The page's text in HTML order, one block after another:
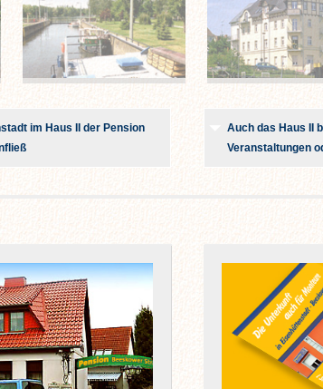
im Haus II der Pension
Auch das Haus II
Veranstaltungen